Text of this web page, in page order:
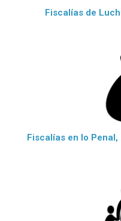
Fiscalías de
Fiscalías en lo